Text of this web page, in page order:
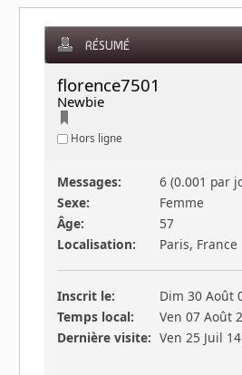
RÉSUMÉ
Newbie
Hors ligne
Messages:
6 (0.001 par
Sexe:
Femme
Âge:
57
Localisation:
Paris, France
Inscrit le:
Dim 30 Août
Temps local:
Ven 07 Août
Dernière visite: Ven 25 Juil